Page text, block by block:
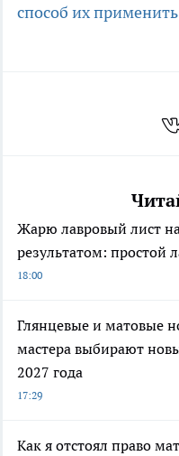
способ их
Жарю лавровый лист
результатом: простой
18:00
Глянцевые и матовые
мастера выбирают
2027 года
17:29
Как я отстоял право